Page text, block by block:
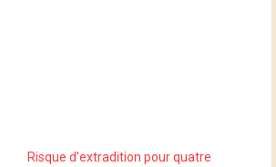
Risque d’extradition pour quatre